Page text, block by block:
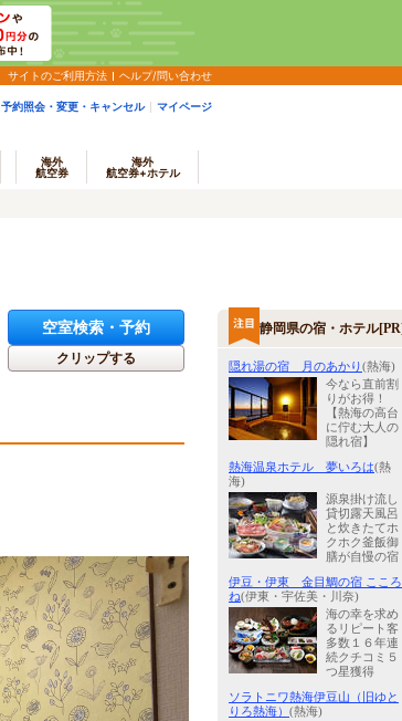
サイトのご利用方法 ヘルプ/問い合わせ
予約照会・変更・キャンセル マイページ
海外
航空券
海外
航空券+ホテル
空室検索・予約
クリップする
静岡県の宿・ホテル
隠れ湯の宿 月のあかり(熱海)
今なら直前割
りがお得！
【熱海の高台
に佇む大人の
隠れ宿】
熱海温泉ホテル 夢いろは(熱
海)
源泉掛け流し
貸切露天風呂
と炊きたてホ
クホク釜飯御
膳が自慢の宿
伊豆・伊東 金目鯛の宿 こころ
ね(伊東・宇佐美・川奈)
海の幸を求め
るリピート客
多数１６年連
続クチコミ５
つ星獲得
ソラトニワ熱海伊豆山（旧ゆと
りろ熱海） (熱海)